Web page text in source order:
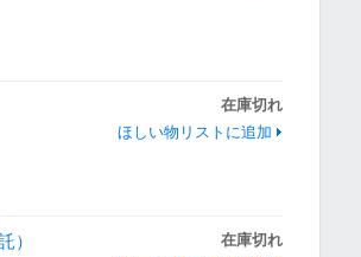
在庫切れ
ほしい物リストに追加
）
在庫切れ